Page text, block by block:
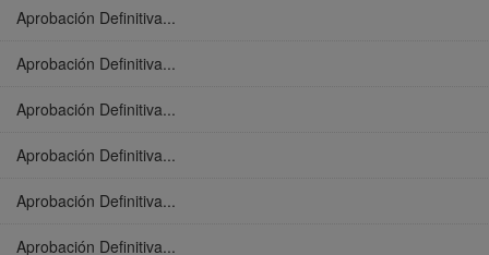
Aprobación Definitiva...
Aprobación Definitiva...
Aprobación Definitiva...
Aprobación Definitiva...
Aprobación Definitiva...
Aprobación Definitiva...